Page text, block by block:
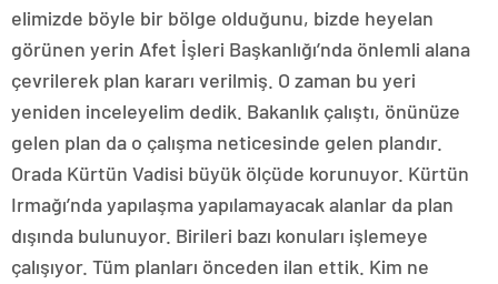
elimizde böyle bir bölge olduğunu, bizde heyelan
görünen yerin Afet İşleri Başkanlığı’nda önlemli alana
çevrilerek plan kararı verilmiş. O zaman bu yeri
yeniden inceleyelim dedik. Bakanlık çalıştı, önünüze
gelen plan da o çalışma neticesinde gelen plandır.
Orada Kürtün Vadisi büyük ölçüde korunuyor. Kürtün
Irmağı’nda yapılaşma yapılamayacak alanlar da plan
dışında bulunuyor. Birileri bazı konuları işlemeye
çalışıyor. Tüm planları önceden ilan ettik. Kim ne